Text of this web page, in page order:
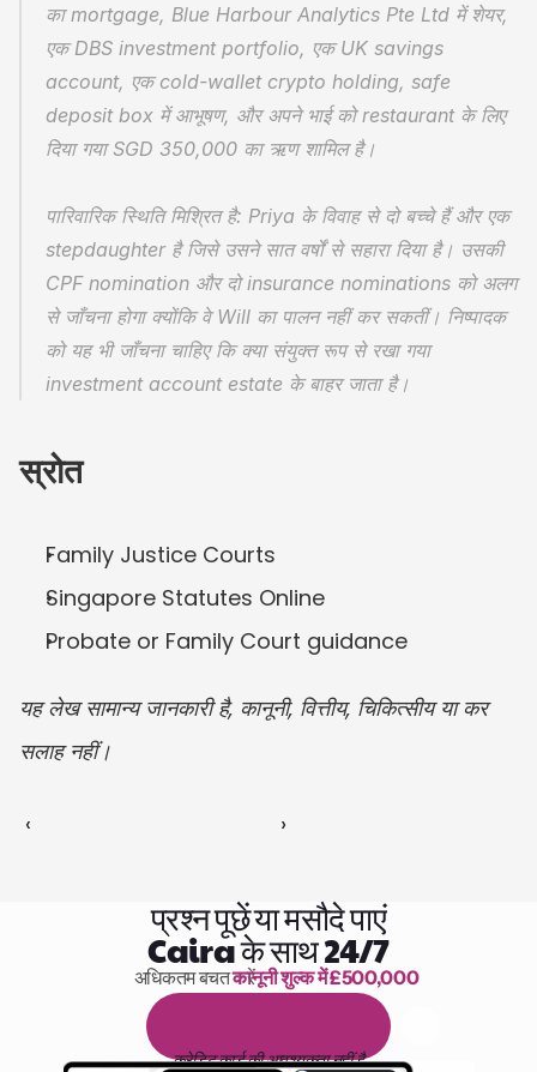
का mortgage, Blue Harbour Analytics Pte Ltd में शेयर,
एक DBS investment portfolio, एक UK savings
account, एक cold-wallet crypto holding, safe
deposit box में आभूषण, और अपने भाई को restaurant के लिए
दिया गया SGD 350,000 का ऋण शामिल है।
पारिवारिक स्थिति मिश्रित है: Priya के विवाह से दो बच्चे हैं और एक
stepdaughter है जिसे उसने सात वर्षों से सहारा दिया है। उसकी
CPF nomination और दो insurance nominations को अलग
से जाँचना होगा क्योंकि वे Will का पालन नहीं कर सकतीं। निष्पादक
को यह भी जाँचना चाहिए कि क्या संयुक्त रूप से रखा गया
investment account estate के बाहर जाता है।
स्रोत
Family Justice Courts
Singapore Statutes Online
Probate or Family Court guidance
यह लेख सामान्य जानकारी है, कानूनी, वित्तीय, चिकित्सीय या कर
सलाह नहीं।
‹ ›
प्रश्न पूछें या मसौदे पाएं
Caira के साथ 24/7
पढ़ने के 1,000 घंटे
अधिकतम बचत करें कानूनी शुल्क में £500,000
िन यल
क्रेडिट कार्ड की आवश्यकता नहीं है